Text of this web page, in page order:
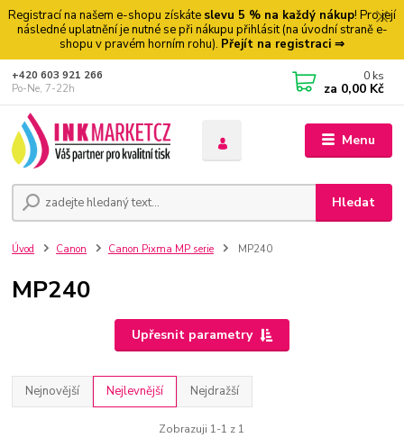
Registrací na našem e-shopu získáte slevu 5 % na každý nákup! Pro její
následné uplatnění je nutné se při nákupu přihlásit (na úvodní straně e-
shopu v pravém horním rohu). Přejít na registraci ⇒
Menu
Hledat
+420 603 921 266
Po-Ne, 7-22h
0 ks
za 0,00 Kč
Úvod Canon Canon Pixma MP serie MP240
MP240
Upřesnit parametry
Nejnovější Nejlevnější Nejdražší
Zobrazuji 1-1 z 1